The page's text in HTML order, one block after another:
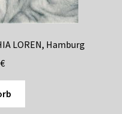
LOREN, Hamburg
€